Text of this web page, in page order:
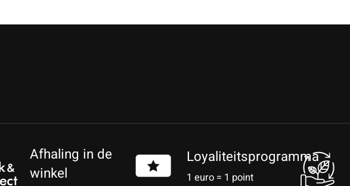
Afhaling in de
winkel
Loyaliteitsprogramma
1 euro = 1 point